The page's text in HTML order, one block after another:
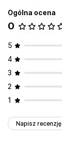
Ogólna ocena
0
5
4
3
2
1
Napisz recenzję